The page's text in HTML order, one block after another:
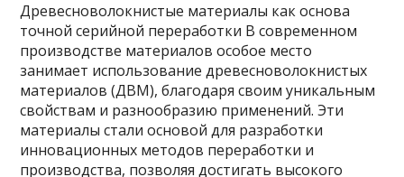
Древесноволокнистые материалы как основа
точной серийной переработки В современном
производстве материалов особое место
занимает использование древесноволокнистых
материалов (ДВМ), благодаря своим уникальным
свойствам и разнообразию применений. Эти
материалы стали основой для разработки
инновационных методов переработки и
производства, позволяя достигать высокого